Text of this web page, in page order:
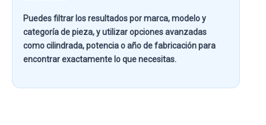
Puedes filtrar los resultados pormarca, modelo y
categoría de pieza, y utilizar opciones avanzadas
comocilindrada, potencia o año de fabricaciónpara
encontrar exactamente lo que necesitas.